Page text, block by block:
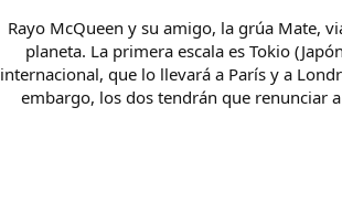
Rayo McQueen y su amigo, la grúa Mate,
planeta. La primera escala es Tokio
internacional, que lo llevará a París y a
embargo, los dos tendrán que renunciar